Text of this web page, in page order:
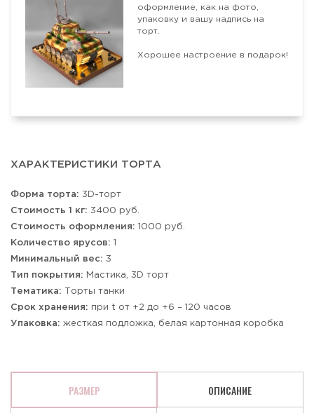
оформление, как на фото,
упаковку и вашу надпись на
торт.
Хорошее настроение в подарок!
ХАРАКТЕРИСТИКИ ТОРТА
Форма торта: 3D-торт
Стоимость 1 кг: 3400 руб.
Стоимость оформления: 1000 руб.
Количество ярусов: 1
Минимальный вес: 3
Тип покрытия: Мастика, 3D торт
Тематика: Торты танки
Срок хранения: при t от +2 до +6 – 120 часов
Упаковка: жесткая подложка, белая картонная коробка
РАЗМЕР ОПИСАНИЕ